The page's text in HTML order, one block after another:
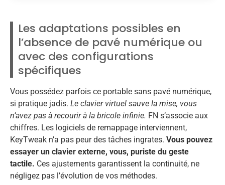
Les adaptations possibles en
l’absence de pavé numérique ou
avec des configurations
spécifiques
Vous possédez parfois ce portable sans pavé numérique,
si pratique jadis. Le clavier virtuel sauve la mise, vous
n’avez pas à recourir à la bricole infinie. FN s’associe aux
chiffres. Les logiciels de remappage interviennent,
KeyTweak n’a pas peur des tâches ingrates. Vous pouvez
essayer un clavier externe, vous, puriste du geste
tactile. Ces ajustements garantissent la continuité, ne
négligez pas l’évolution de vos méthodes.